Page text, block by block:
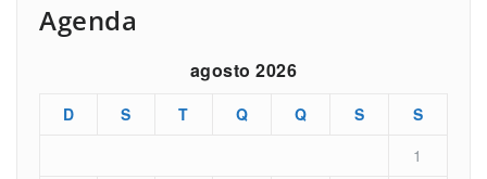
Agenda
agosto 2026
D S T Q Q S
S
1